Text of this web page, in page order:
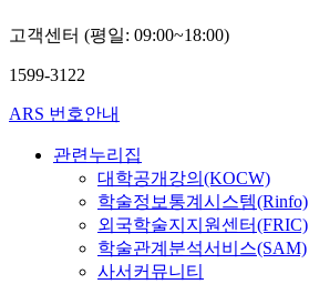
고객센터 (평일: 09:00~18:00)
1599-3122
ARS 번호안내
관련누리집
대학공개강의(KOCW)
학술정보통계시스템(Rinfo)
외국학술지지원센터(FRIC)
학술관계분석서비스(SAM)
사서커뮤니티